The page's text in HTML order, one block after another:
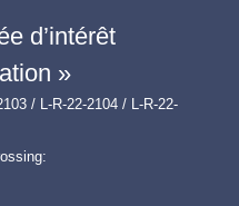
d’intérêt
»
/ L-R-22-2104 / L-R-22-